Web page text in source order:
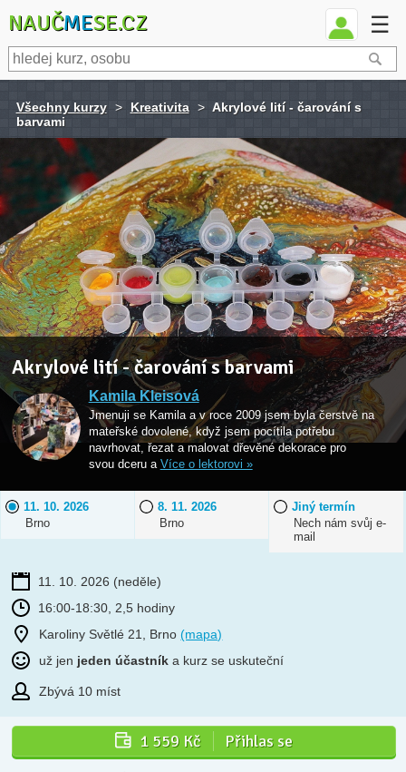
NAUČMESE.CZ ☰
Všechny kurzy > Kreativita > Akrylové lití - čarování s
barvami
Akrylové lití - čarování s barvami
Kamila Kleisová
Jmenuji se Kamila a v roce 2009 jsem byla čerstvě na
mateřské dovolené, když jsem pocítila potřebu
navrhovat, řezat a malovat dřevěné dekorace pro
svou dceru a Více o lektorovi »
11. 10. 2026
Brno
8. 11. 2026
Brno
Jiný termín
Nech nám svůj e-
mail
11. 10. 2026 (neděle)
16:00-18:30, 2,5 hodiny
Karoliny Světlé 21, Brno(mapa)
už jen jeden účastník a kurz se uskuteční
Zbývá 10 míst
1 559 Kč Přihlas se